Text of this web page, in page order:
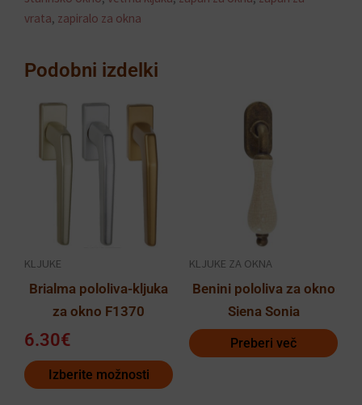
vrata, zapiralo za okna
Podobni izdelki
KLJUKE
Brialma pololiva-kljuka
za okno F1370
6.30€
Izberite možnosti
izdelek
ima
Možnosti
izberete
na
strani
izdelka
KLJUKE ZA OKNA
Benini pololiva za okno
Siena Sonia
Preberi več